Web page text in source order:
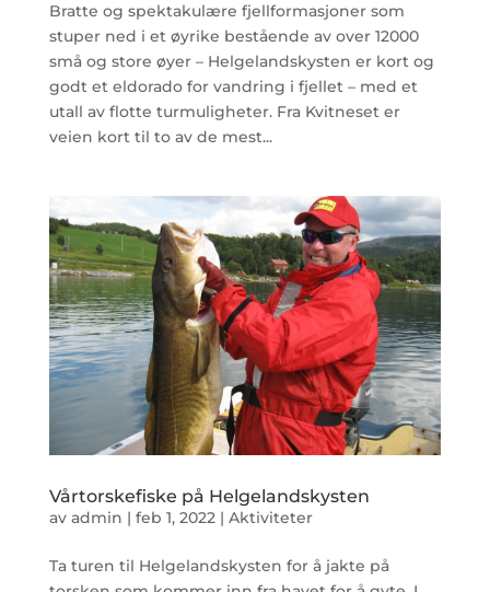
Bratte og spektakulære fjellformasjoner som
stuper ned i et øyrike bestående av over 12000
små og store øyer – Helgelandskysten er kort og
godt et eldorado for vandring i fjellet – med et
utall av flotte turmuligheter. Fra Kvitneset er
veien kort til to av de mest...
Vårtorskefiske på Helgelandskysten
av admin | feb 1, 2022 | Aktiviteter
Ta turen til Helgelandskysten for å jakte på